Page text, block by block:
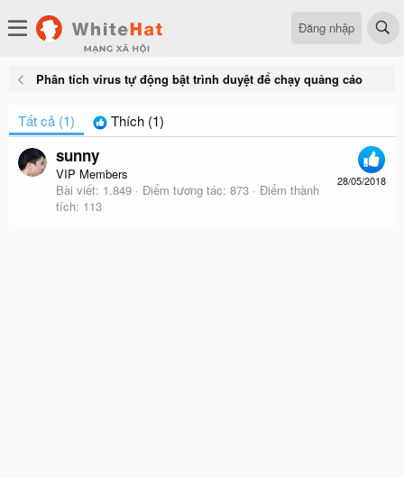
Đăng nhập
Phân tích virus tự động bật trình duyệt để chạy quảng cáo
Tất cả (1) Thích (1)
28/05/2018
sunny
VIP Members
Bài viết 1.849 Điểm tương tác 873
Điểm thành
tích 113